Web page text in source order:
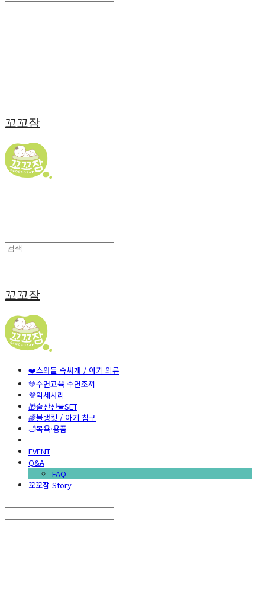
꼬꼬잠
꼬꼬잠
❤️스와들 속싸개 / 아기 의류
💚수면교육 수면조끼
💜악세사리
🎁출산선물SET
🌈블랭킷 / 아기 침구
🛁목욕·용품
EVENT
Q&A
FAQ
꼬꼬잠 Story